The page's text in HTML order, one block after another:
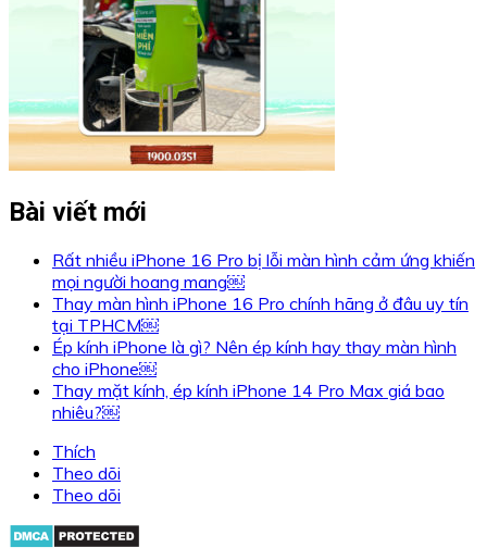
Bài viết mới
Rất nhiều iPhone 16 Pro bị lỗi màn hình cảm ứng khiến
mọi người hoang mang￼
Thay màn hình iPhone 16 Pro chính hãng ở đâu uy tín
tại TPHCM￼
Ép kính iPhone là gì? Nên ép kính hay thay màn hình
cho iPhone￼
Thay mặt kính, ép kính iPhone 14 Pro Max giá bao
nhiêu?￼
Thích
Theo dõi
Theo dõi